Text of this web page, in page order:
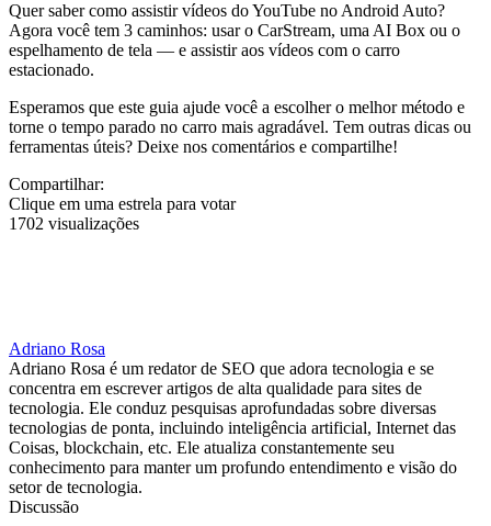
Quer saber como assistir vídeos do YouTube no Android Auto?
Agora você tem 3 caminhos: usar o CarStream, uma AI Box ou o
espelhamento de tela — e assistir aos vídeos com o carro
estacionado.
Esperamos que este guia ajude você a escolher o melhor método e
torne o tempo parado no carro mais agradável. Tem outras dicas ou
ferramentas úteis? Deixe nos comentários e compartilhe!
Compartilhar:
Clique em uma estrela para votar
1702 visualizações
Adriano Rosa
Adriano Rosa é um redator de SEO que adora tecnologia e se
concentra em escrever artigos de alta qualidade para sites de
tecnologia. Ele conduz pesquisas aprofundadas sobre diversas
tecnologias de ponta, incluindo inteligência artificial, Internet das
Coisas, blockchain, etc. Ele atualiza constantemente seu
conhecimento para manter um profundo entendimento e visão do
setor de tecnologia.
Discussão